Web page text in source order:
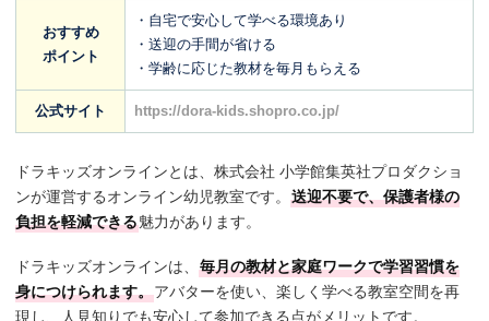
おすすめ
ポイント
・自宅で安心して学べる環境あり
・送迎の手間が省ける
・学齢に応じた教材を毎月もらえる
公式サイト https://dora-kids.shopro.co.jp/
ドラキッズオンラインとは、株式会社 小学館集英社プロダクショ
ンが運営するオンライン幼児教室です。 送迎不要で、保護者様の
負担を軽減できる魅力があります。
ドラキッズオンラインは、 毎月の教材と家庭ワークで学習習慣を
身につけられます。アバターを使い、楽しく学べる教室空間を再
現し、人見知りでも安心して参加できる点がメリットです。